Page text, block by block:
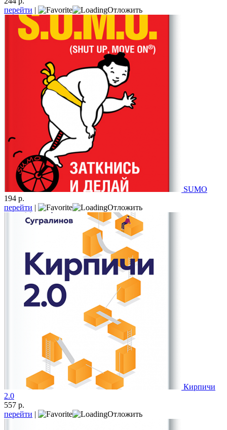
перейти | Отложить
SUMO
194 р.
перейти | Отложить
Кирпичи
2.0
557 р.
перейти | Отложить